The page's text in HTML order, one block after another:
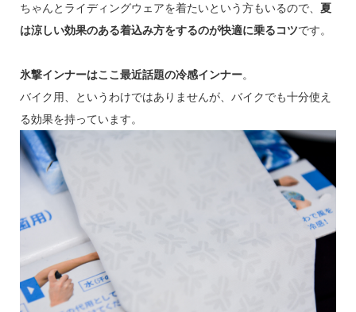
ちゃんとライディングウェアを着たいという方もいるので、 夏
は涼しい効果のある着込み方をするのが快適に乗るコツです。
氷撃インナーはここ最近話題の冷感インナー。
バイク用、というわけではありませんが、バイクでも十分使え
る効果を持っています。